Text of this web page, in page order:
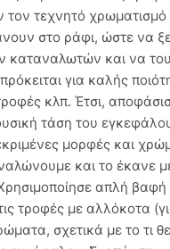
τον τεχνητό χρωματισμό
στο ράφι, ώστε να
καταναλωτών και να
για καλής
κλπ. Έτσι,
τάση του
μορφές και
και το έκανε
απλή
τροφές με αλλόκοτα
σχετικά με το τι